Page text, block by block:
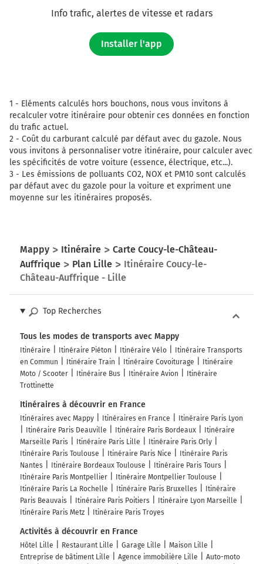
Info trafic, alertes de vitesse et radars
Installer l'app
1 - Eléments calculés hors bouchons, nous vous invitons à
recalculer votre itinéraire pour obtenir ces données en fonction
du trafic actuel.
2 - Coût du carburant calculé par défaut avec du gazole. Nous
vous invitons à personnaliser votre itinéraire, pour calculer avec
les spécificités de votre voiture (essence, électrique, etc...).
3 - Les émissions de polluants CO2, NOX et PM10 sont calculés
par défaut avec du gazole pour la voiture et expriment une
moyenne sur les itinéraires proposés.
Mappy Itinéraire
Carte Coucy-le-Château-
Auffrique
Plan Lille
Itinéraire Coucy-le-
Château-Auffrique - Lille
Top Recherches
Tous les modes de transports avec Mappy
Itinéraire Itinéraire Piéton Itinéraire Vélo
Itinéraire Transports
en Commun
Itinéraire Train Itinéraire Covoiturage
Itinéraire
Moto / Scooter
Itinéraire Bus Itinéraire Avion
Itinéraire
Trottinette
Itinéraires à découvrir en France
Itinéraires avec Mappy Itinéraires en France
Itinéraire Paris Lyon
Itinéraire Paris Deauville
Itinéraire Paris Bordeaux
Itinéraire
Marseille Paris
Itinéraire Paris Lille
Itinéraire Paris Orly
Itinéraire Paris Toulouse
Itinéraire Paris Nice
Itinéraire Paris
Nantes
Itinéraire Bordeaux Toulouse
Itinéraire Paris Tours
Itinéraire Paris Montpellier
Itinéraire Montpellier Toulouse
Itinéraire Paris La Rochelle
Itinéraire Paris Bruxelles
Itinéraire
Paris Beauvais
Itinéraire Paris Poitiers
Itinéraire Lyon Marseille
Itinéraire Paris Metz
Itinéraire Paris Troyes
Activités à découvrir en France
Hôtel Lille Restaurant Lille Garage Lille
Maison Lille
Entreprise de bâtiment Lille
Agence immobilière Lille
Auto-moto